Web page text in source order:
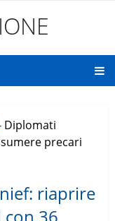
Diplomati
precari
riaprire